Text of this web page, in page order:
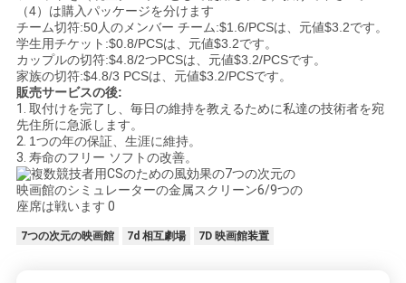
（4）は購入パッケージを分けます
チーム切符:50人のメンバー チーム:$1.6/PCSは、元値$3.2です。
学生用チケット:$0.8/PCSは、元値$3.2です。
カップルの切符:$4.8/2つPCSは、元値$3.2/PCSです。
家族の切符:$4.8/3 PCSは、元値$3.2/PCSです。
販売サービスの後:
1. 取付けを完了し、毎日の維持を教えるために私達の技術者を宛
先住所に急派します。
2. 1つの年の保証、生涯に維持。
3. 寿命のフリー ソフトの改善。
7つの次元の映画館 7d 相互劇場 7D 映画館装置